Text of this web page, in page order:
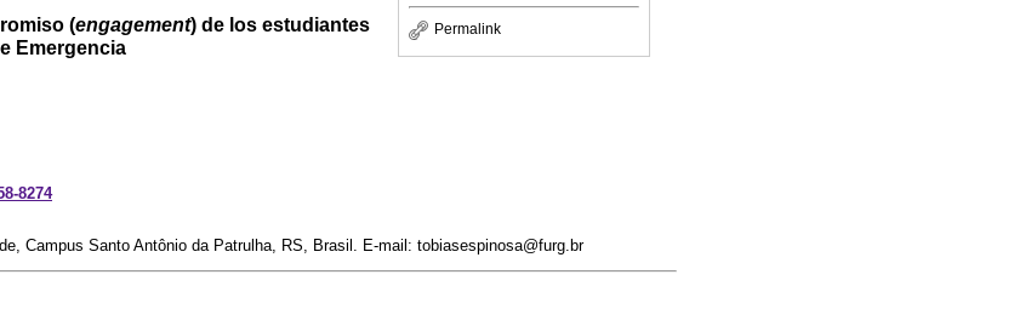
Permalink
(engagement) de los estudiantes
Emergencia
8274
Campus Santo Antônio da Patrulha, RS, Brasil. E-mail: tobiasespinosa@furg.br